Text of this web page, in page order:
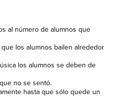
al número de alumnos que
los alumnos bailen alrededor
los alumnos se deben de
no se sentó.
hasta que sólo quede un